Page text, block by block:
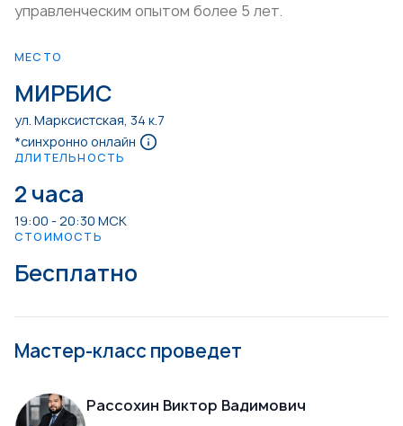
управленческим опытом более 5 лет.
МЕСТО
МИРБИС
ул. Марксистская, 34 к.7
*синхронно онлайн
ДЛИТЕЛЬНОСТЬ
2 часа
19:00 - 20:30 МСК
СТОИМОСТЬ
Бесплатно
Мастер-класс проведет
Рассохин Виктор Вадимович